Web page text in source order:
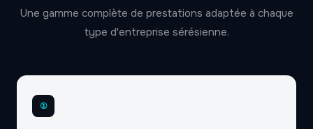
Une gamme complète de prestations adaptée à chaque
type d'entreprise sérésienne.
①